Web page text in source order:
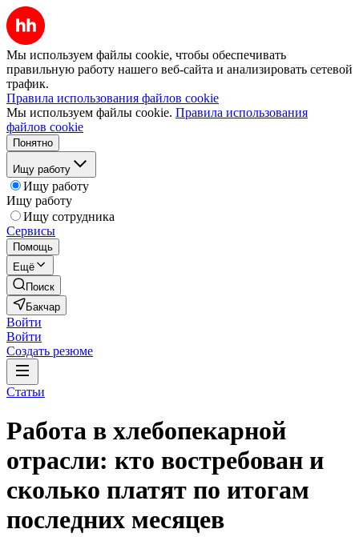
Мы используем файлы cookie, чтобы обеспечивать
правильную работу нашего веб-сайта и анализировать сетевой
трафик.
Правила использования файлов cookie
Мы используем файлы cookie. Правила использования
файлов cookie
Понятно
Ищу работу
Ищу работу
Ищу работу
Ищу сотрудника
Сервисы
Помощь
Ещё
Поиск
Бакчар
Войти
Войти
Создать резюме
Статьи
Работа в хлебопекарной
отрасли: кто востребован и
сколько платят по итогам
последних месяцев